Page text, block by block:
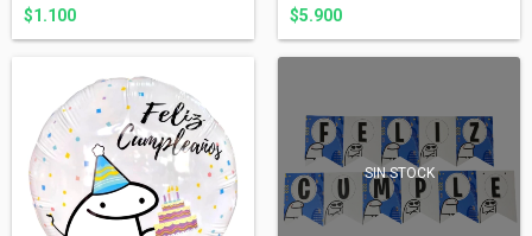
$1.100 $5.900
SIN STOCK